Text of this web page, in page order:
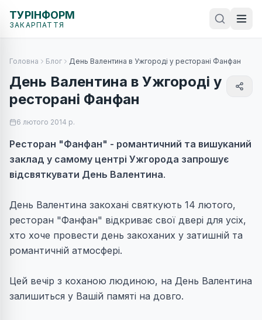
ТУРІНФОРМ
ЗАКАРПАТТЯ
Головна Блог День Валентина в Ужгороді у ресторані Фанфан
День Валентина в Ужгороді у
ресторані Фанфан
6 лютого 2014 р.
Ресторан "Фанфан" - романтичний та вишуканий
заклад у самому центрі Ужгорода запрошує
відсвяткувати День Валентина.
День Валентина закохані святкують 14 лютого,
ресторан "Фанфан" відкриває свої двері для усіх,
хто хоче провести день закоханих у затишній та
романтичній атмосфері.
Цей вечір з коханою людиною, на День Валентина
залишиться у Вашій памяті на довго.